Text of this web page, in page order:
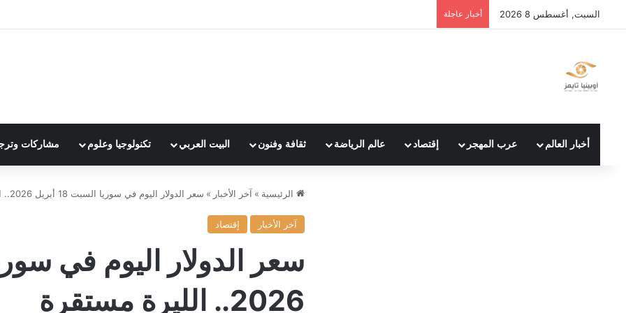
السبت, أغسطس 8 2026 أخبار عاجلة
أخبار العالم عرب المهجر إقتصاد عالم الرياضة ثقافة وفنون البيت العربي تكنولوجيا وعلوم مشاركات
الرئيسية » آخر الأخبار » سعر الدولار اليوم في سوريا السبت 18 أبريل 2026.. الليرة مستقرة
آخر الأخبار إقتصاد
2026.. الليرة مستقرة